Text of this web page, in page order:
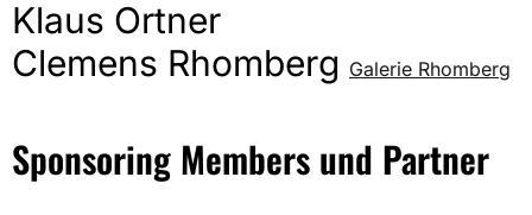
Klaus Ortner
Clemens Rhomberg Galerie Rhomberg
Sponsoring Members und Partner